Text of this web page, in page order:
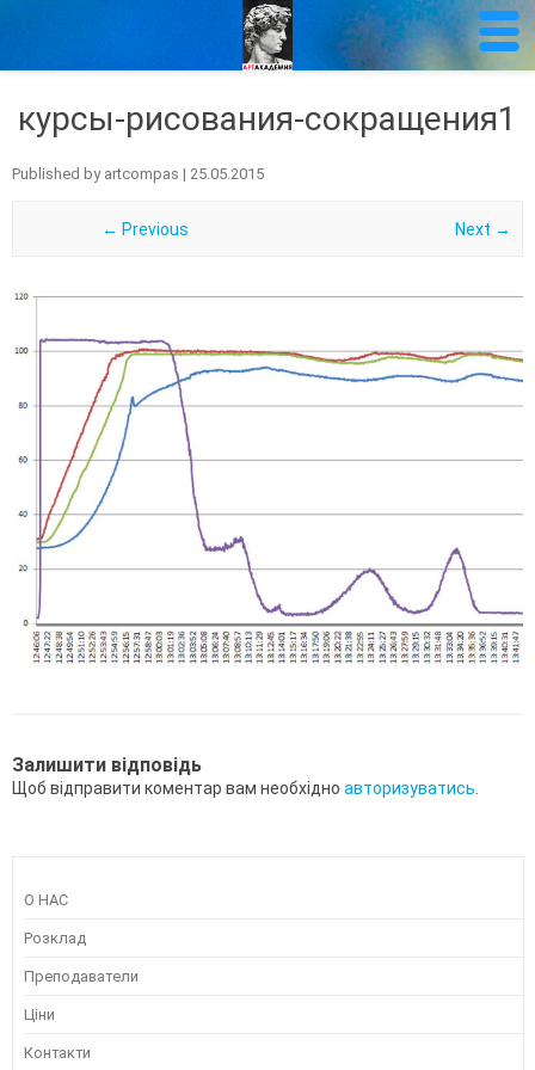
курсы-рисования-сокращения1
Published by artcompas | 25.05.2015
← Previous Next →
Залишити відповідь
Щоб відправити коментар вам необхідно авторизуватись
О НАС
Розклад
Преподаватели
Ціни
Контакти